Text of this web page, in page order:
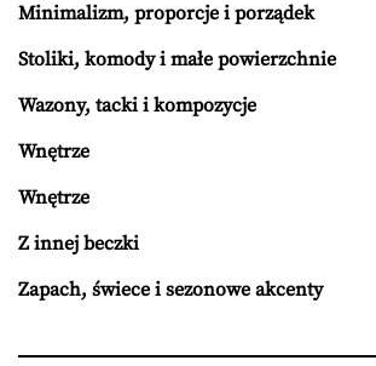
Minimalizm, proporcje i porządek
Stoliki, komody i małe powierzchnie
Wazony, tacki i kompozycje
Wnętrze
Wnętrze
Z innej beczki
Zapach, świece i sezonowe akcenty